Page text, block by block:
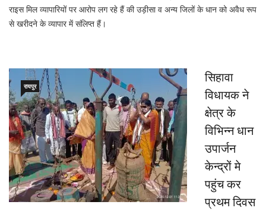
राइस मिल व्यापारियों पर आरोप लग रहे हैं की उड़ीसा व अन्य जिलों के धान को अवैध रूप
से खरीदने के व्यापार में संलिप्त हैं।
रायपुर
सिहावा
विधायक ने
क्षेत्र के
विभिन्न धान
उपार्जन
केन्द्रों मे
पहुंच कर
प्रथम दिवस